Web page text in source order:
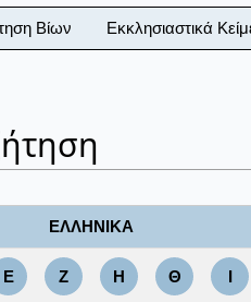
Βίων Εκκλησιαστικά
ΕΛΛΗΝΙΚΑ
Ε Ζ Η Θ Ι